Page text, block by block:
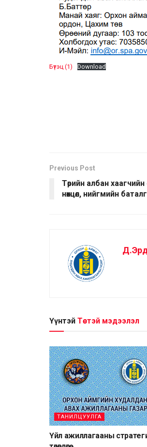
Бүтэц (1) Download
Previous Post
Төрийн албан
нөхцөл, нийгмийн
Үүнтэй Төстэй мэдээлэл
ТАНИЛЦУУЛГА
Үйл ажиллагааны